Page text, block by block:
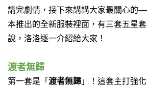
講完劇情，接下來講講大家最關心的
本推出的全新服裝裡面，有三套五星
說，洛洛逐一介紹給大家！
渡者無歸
第一套是「 渡者無歸 」！這套主打強化